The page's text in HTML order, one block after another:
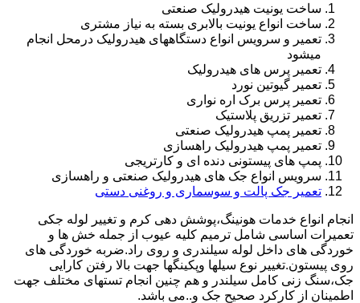
ساخت یونیت هیدرولیک صنعتی
ساخت انواع یونیت بالابری بسته به نیاز مشتری
تعمیر و سرویس انواع دستگاههای هیدرولیک درمحل انجام
میشود
تعمیر پرس های هیدرولیک
تعمیر گیوتین نورد
تعمیر پرس برک اره نواری
تعمیر تزریق پلاستیک
تعمیر پمپ هیدرولیک صنعتی
تعمیر پمپ هیدرولیک راهسازی
پمپ های پیستونی دنده ای و کارتریجی
سرویس انواع جک های هیدرولیک صنعتی و راهسازی
تعمیر جک پالت و سوسماری و روغنی دستی
انجام انواع خدمات هونینگ،پوشش دهی کرم و تغییر لوله جکی
تعمیرات اساسی شامل ترمیم کلیه عیوب از جمله خش ها و
خوردگی های داخل لوله سیلندری و روی راد.ضربه خوردگی های
روی پیستون.تغییر نوع سیلها وپکینگها جهت بالا رفتن کارایی
جک،سنگ زنی کامل سیلندر و هم چنین انجام تستهای مختلف جهت
اطمینان از کارکرد صحیح جک و..می باشد.